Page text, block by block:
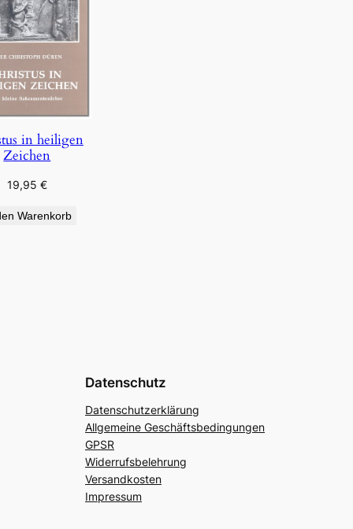
in heiligen
Zeichen
19,95 €
Warenkorb
Datenschutz
Datenschutzerklärung
Allgemeine Geschäftsbedingungen
GPSR
Widerrufsbelehrung
Versandkosten
Impressum